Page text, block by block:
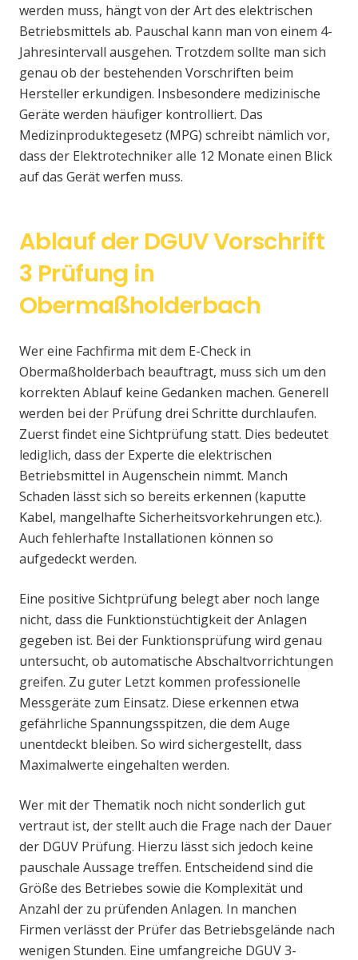
werden muss, hängt von der Art des elektrischen
Betriebsmittels ab. Pauschal kann man von einem 4-
Jahresintervall ausgehen. Trotzdem sollte man sich
genau ob der bestehenden Vorschriften beim
Hersteller erkundigen. Insbesondere medizinische
Geräte werden häufiger kontrolliert. Das
Medizinproduktegesetz (MPG) schreibt nämlich vor,
dass der Elektrotechniker alle 12 Monate einen Blick
auf das Gerät werfen muss.
Ablauf der DGUV Vorschrift
3 Prüfung in
Obermaßholderbach
Wer eine Fachfirma mit dem E-Check in
Obermaßholderbach beauftragt, muss sich um den
korrekten Ablauf keine Gedanken machen. Generell
werden bei der Prüfung drei Schritte durchlaufen.
Zuerst findet eine Sichtprüfung statt. Dies bedeutet
lediglich, dass der Experte die elektrischen
Betriebsmittel in Augenschein nimmt. Manch
Schaden lässt sich so bereits erkennen (kaputte
Kabel, mangelhafte Sicherheitsvorkehrungen etc.).
Auch fehlerhafte Installationen können so
aufgedeckt werden.
Eine positive Sichtprüfung belegt aber noch lange
nicht, dass die Funktionstüchtigkeit der Anlagen
gegeben ist. Bei der Funktionsprüfung wird genau
untersucht, ob automatische Abschaltvorrichtungen
greifen. Zu guter Letzt kommen professionelle
Messgeräte zum Einsatz. Diese erkennen etwa
gefährliche Spannungsspitzen, die dem Auge
unentdeckt bleiben. So wird sichergestellt, dass
Maximalwerte eingehalten werden.
Wer mit der Thematik noch nicht sonderlich gut
vertraut ist, der stellt auch die Frage nach der Dauer
der DGUV Prüfung. Hierzu lässt sich jedoch keine
pauschale Aussage treffen. Entscheidend sind die
Größe des Betriebes sowie die Komplexität und
Anzahl der zu prüfenden Anlagen. In manchen
Firmen verlässt der Prüfer das Betriebsgelände nach
wenigen Stunden. Eine umfangreiche DGUV 3-